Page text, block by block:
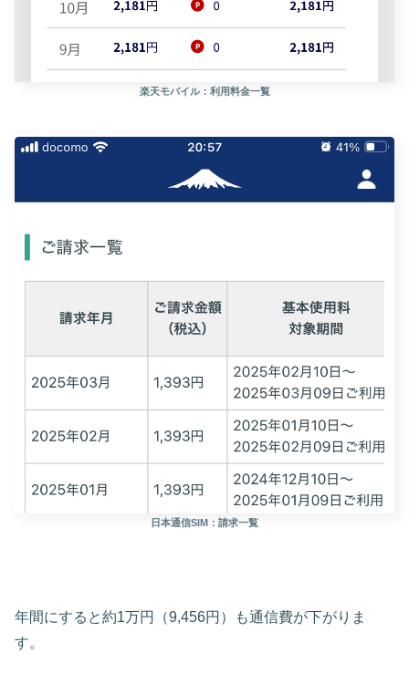
楽天モバイル：利用料金一覧
日本通信SIM：請求一覧
年間にすると約1万円（9,456円）も通信費が下がりま
す。